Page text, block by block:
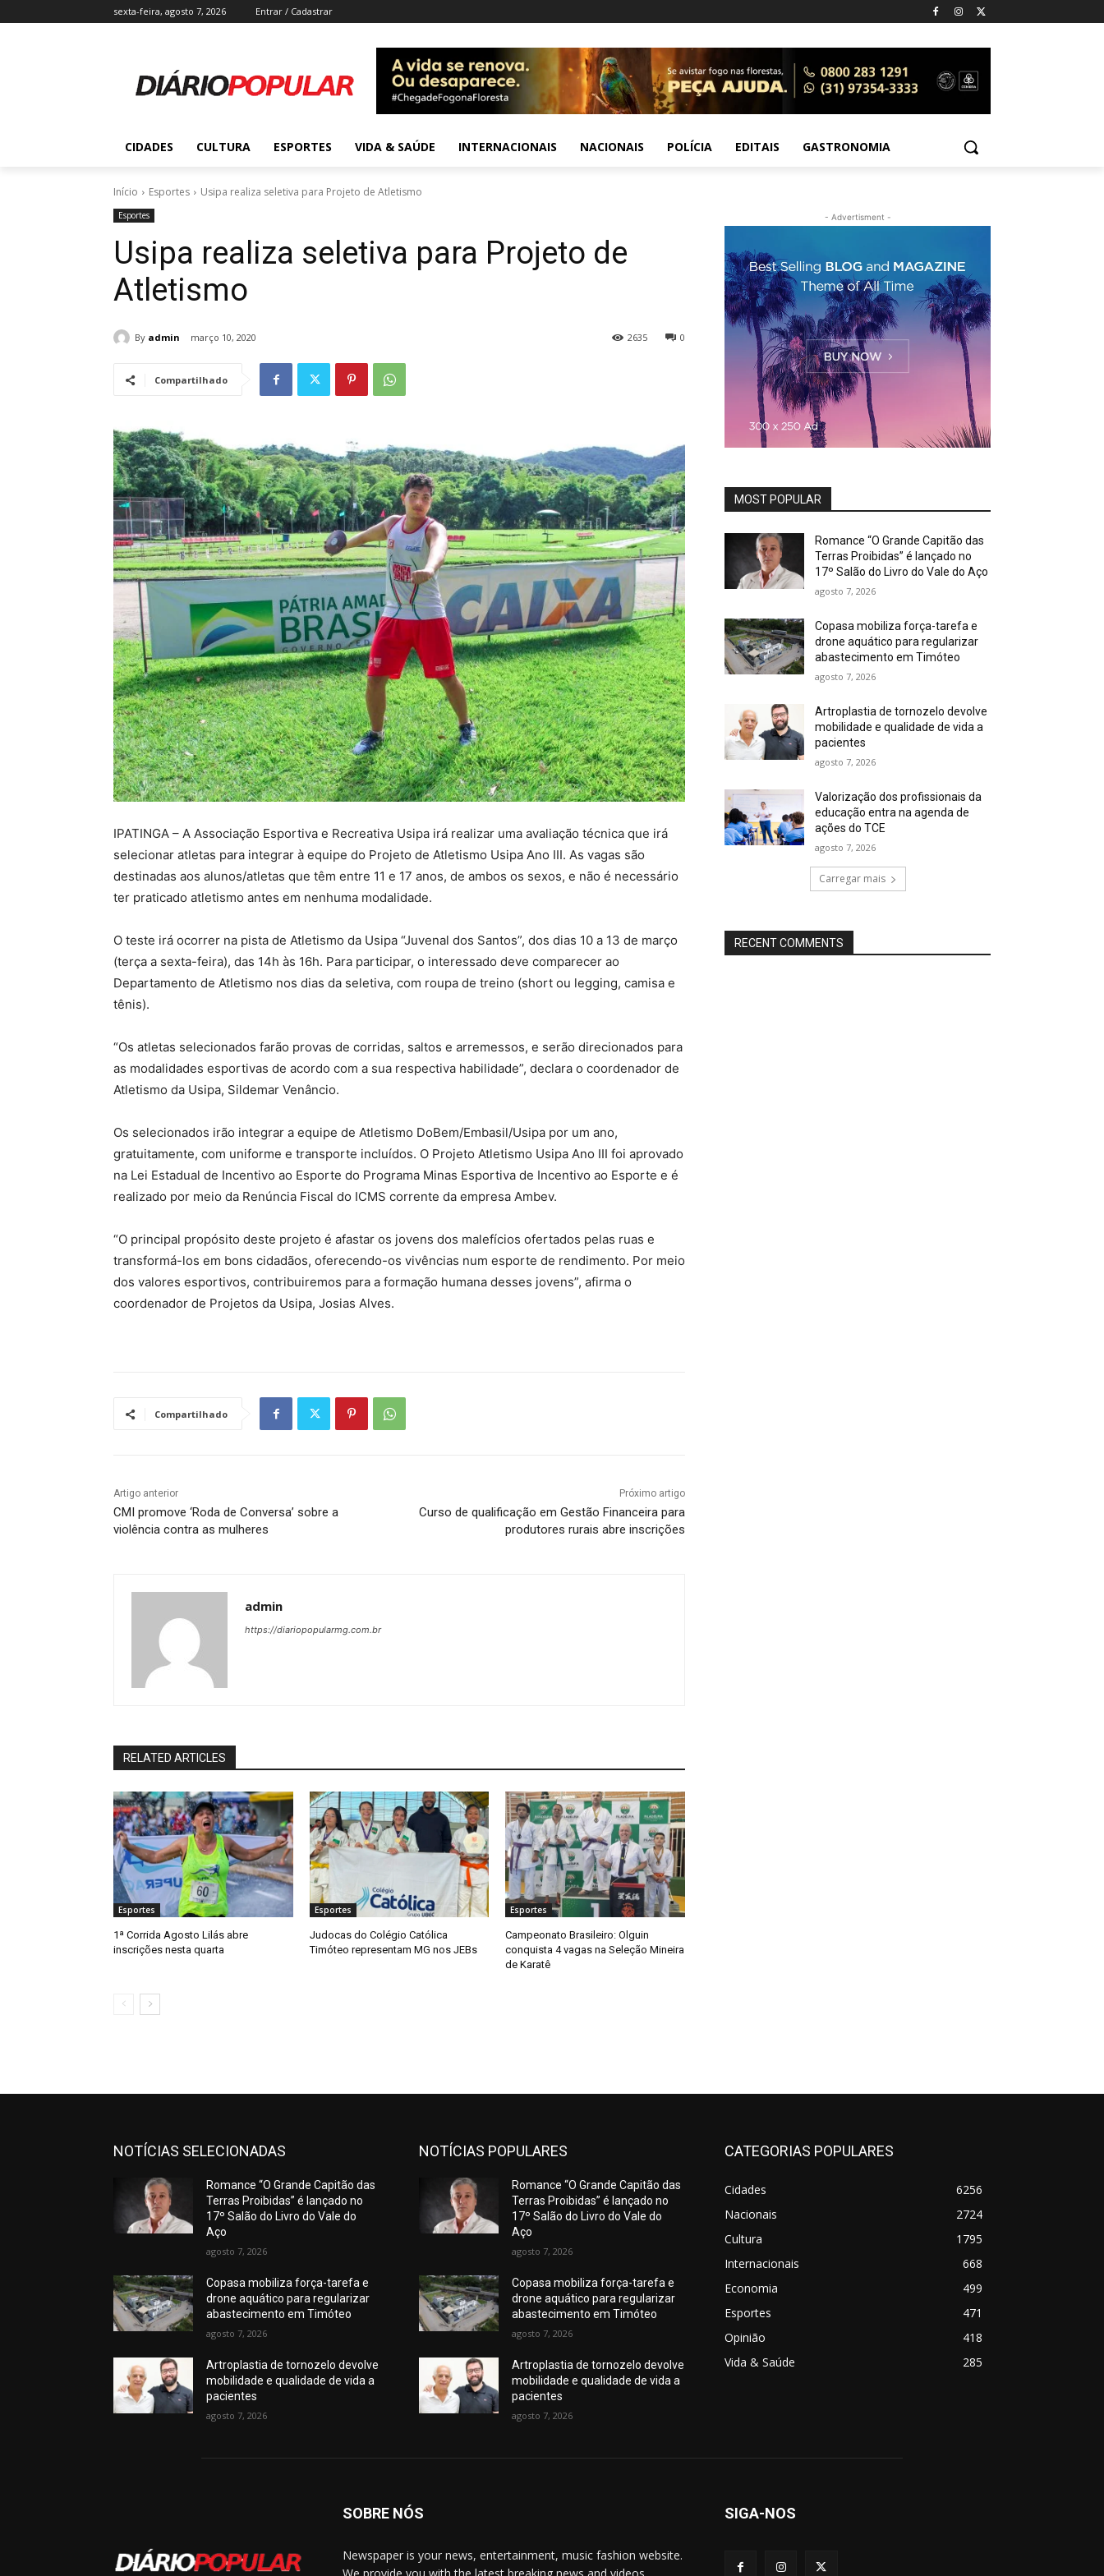
sexta-feira, agosto 7, 2026 Entrar / Cadastrar
CIDADES CULTURA ESPORTES VIDA & SAÚDE INTERNACIONAIS NACIONAIS POLÍCIA EDITAIS GASTRONOMIA
Início Esportes Usipa realiza seletiva para Projeto de Atletismo
Esportes
Usipa realiza seletiva para Projeto de
Atletismo
By admin março 10, 2020 0
2635
Compartilhado
IPATINGA – A Associação Esportiva e Recreativa Usipa irá realizar uma avaliação técnica que irá
selecionar atletas para integrar à equipe do Projeto de Atletismo Usipa Ano III. As vagas são
destinadas aos alunos/atletas que têm entre 11 e 17 anos, de ambos os sexos, e não é necessário
ter praticado atletismo antes em nenhuma modalidade.
O teste irá ocorrer na pista de Atletismo da Usipa “Juvenal dos Santos”, dos dias 10 a 13 de março
(terça a sexta-feira), das 14h às 16h. Para participar, o interessado deve comparecer ao
Departamento de Atletismo nos dias da seletiva, com roupa de treino (short ou legging, camisa e
tênis).
“Os atletas selecionados farão provas de corridas, saltos e arremessos, e serão direcionados para
as modalidades esportivas de acordo com a sua respectiva habilidade”, declara o coordenador de
Atletismo da Usipa, Sildemar Venâncio.
Os selecionados irão integrar a equipe de Atletismo DoBem/Embasil/Usipa por um ano,
gratuitamente, com uniforme e transporte incluídos. O Projeto Atletismo Usipa Ano III foi aprovado
na Lei Estadual de Incentivo ao Esporte do Programa Minas Esportiva de Incentivo ao Esporte e é
realizado por meio da Renúncia Fiscal do ICMS corrente da empresa Ambev.
“O principal propósito deste projeto é afastar os jovens dos malefícios ofertados pelas ruas e
transformá-los em bons cidadãos, oferecendo-os vivências num esporte de rendimento. Por meio
dos valores esportivos, contribuiremos para a formação humana desses jovens”, afirma o
coordenador de Projetos da Usipa, Josias Alves.
Compartilhado
Artigo anterior
CMI promove ‘Roda de Conversa’ sobre a
violência contra as mulheres
Próximo artigo
Curso de qualificação em Gestão Financeira para
produtores rurais abre inscrições
admin
https://diariopopularmg.com.br
RELATED ARTICLES
Esportes
1ª Corrida Agosto Lilás abre
inscrições nesta quarta
Esportes
Judocas do Colégio Católica
Timóteo representam MG nos JEBs
Esportes
Campeonato Brasileiro: Olguin
conquista 4 vagas na Seleção Mineira
de Karatê
- Advertisment -
MOST POPULAR
Romance “O Grande Capitão das
Terras Proibidas” é lançado no
17º Salão do Livro do Vale do Aço
agosto 7, 2026
Copasa mobiliza força-tarefa e
drone aquático para regularizar
abastecimento em Timóteo
agosto 7, 2026
Artroplastia de tornozelo devolve
mobilidade e qualidade de vida a
pacientes
agosto 7, 2026
Valorização dos profissionais da
educação entra na agenda de
ações do TCE
agosto 7, 2026
Carregar mais
RECENT COMMENTS
NOTÍCIAS SELECIONADAS
Romance “O Grande Capitão das
Terras Proibidas” é lançado no
17º Salão do Livro do Vale do
Aço
agosto 7, 2026
Copasa mobiliza força-tarefa e
drone aquático para regularizar
abastecimento em Timóteo
agosto 7, 2026
Artroplastia de tornozelo devolve
mobilidade e qualidade de vida a
pacientes
agosto 7, 2026
NOTÍCIAS POPULARES
Romance “O Grande Capitão das
Terras Proibidas” é lançado no
17º Salão do Livro do Vale do
Aço
agosto 7, 2026
Copasa mobiliza força-tarefa e
drone aquático para regularizar
abastecimento em Timóteo
agosto 7, 2026
Artroplastia de tornozelo devolve
mobilidade e qualidade de vida a
pacientes
agosto 7, 2026
CATEGORIAS POPULARES
Cidades
6256
Nacionais
2724
Cultura
1795
Internacionais
668
Economia
499
Esportes
471
Opinião
418
Vida & Saúde
285
SOBRE NÓS
Newspaper is your news, entertainment, music fashion website.
SIGA-NOS